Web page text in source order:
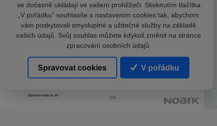
se dočasně ukládají ve vašem prohlížeči. Stisknutím tlačítka
„V pořádku“ souhlasíte s nastavením cookies tak, abychom
vám poskytovali smysluplné a užitečné služby na základě
vašich údajů. Svůj souhlas můžete kdykoli změnit na stránce
zpracování osobních údajů.
Spravovat cookies V pořádku